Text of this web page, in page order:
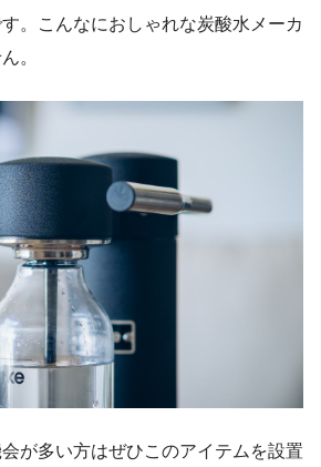
。こんなにおしゃれな炭酸水メーカ
。
が多い方はぜひこのアイテムを設置